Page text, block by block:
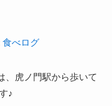
食べログ
、虎ノ門駅から歩いて
♪